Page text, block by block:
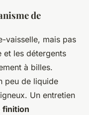
de
vaisselle, mais pas
et les détergents
à billes.
peu de liquide
Un entretien
finition